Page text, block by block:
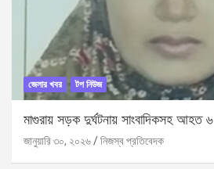
জেলার খবর টপ নিউজ
মাগুরায় সড়ক দুর্ঘটনায় সাংবাদিকসহ আহত ৬
জানুয়ারি ৩০, ২০২৬ নিজস্ব প্রতিবেদক